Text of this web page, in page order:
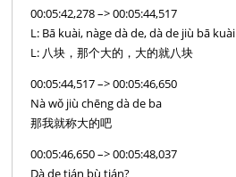
00:05:42,278 –> 00:05:44,517
L: Bā kuài, nàge dà de, dà de jiù bā kuài
L: 八块，那个大的，大的就八块
00:05:44,517 –> 00:05:46,650
Nà wǒ jiù chēng dà de ba
那我就称大的吧
00:05:46,650 –> 00:05:48,037
Dà de tián bù tián?